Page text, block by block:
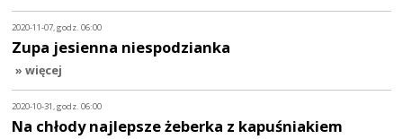
2020-11-07, godz. 06:00
Zupa jesienna niespodzianka
» więcej
2020-10-31, godz. 06:00
Na chłody najlepsze żeberka z kapuśniakiem